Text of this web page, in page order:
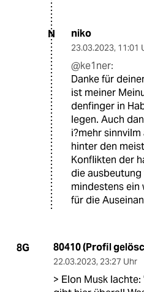
N niko
23.03.2023, 11:01
@ke1ner:
Danke für
ist meiner
denfinger in
legen. Auch
i?mehr
hinter den
Konflikten der
die
mindestens ein
für die
8G 80410 (Profil
22.03.2023, 23:27 Uhr
> Elon Musk